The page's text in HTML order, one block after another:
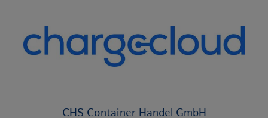
CHS Container Handel GmbH